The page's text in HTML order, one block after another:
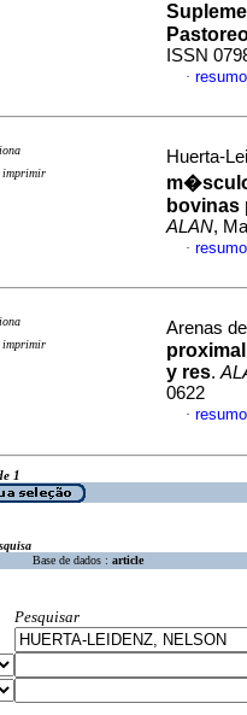
ISSN
·
imprimir
Huerta-
bovinas
ALAN,
·
imprimir
Arenas
y res.
0622
·
1
Base de dados : article
Pesquisar